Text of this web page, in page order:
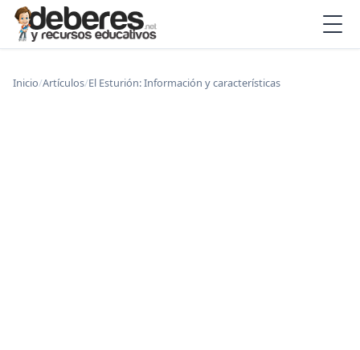
Inicio/Artículos/El Esturión: Información y características